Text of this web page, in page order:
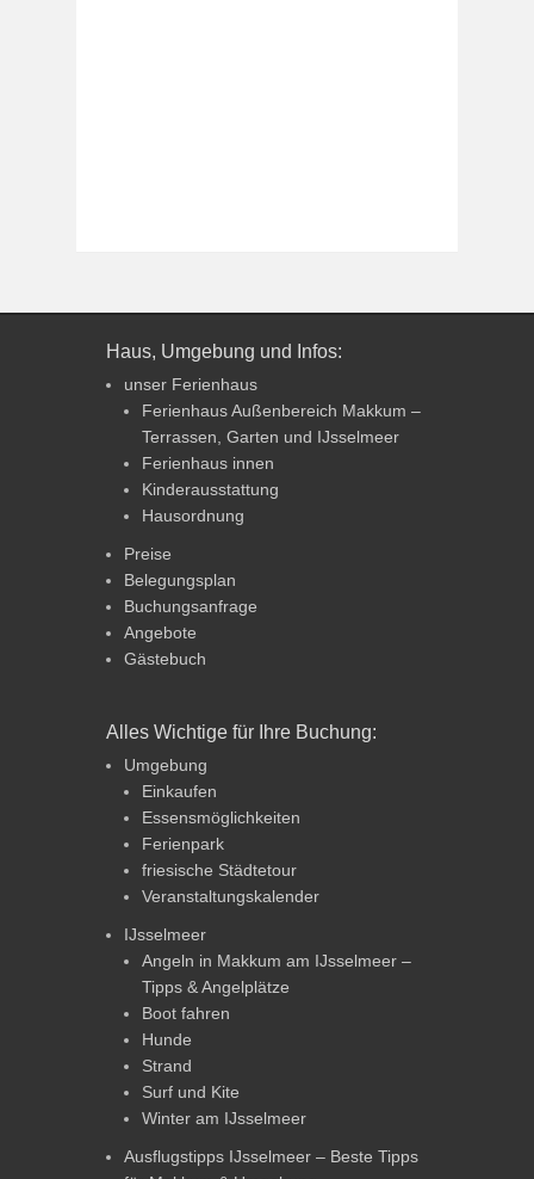
Haus, Umgebung und Infos:
unser Ferienhaus
Ferienhaus Außenbereich Makkum –
Terrassen, Garten und IJsselmeer
Ferienhaus innen
Kinderausstattung
Hausordnung
Preise
Belegungsplan
Buchungsanfrage
Angebote
Gästebuch
Alles Wichtige für Ihre Buchung:
Umgebung
Einkaufen
Essensmöglichkeiten
Ferienpark
friesische Städtetour
Veranstaltungskalender
IJsselmeer
Angeln in Makkum am IJsselmeer –
Tipps & Angelplätze
Boot fahren
Hunde
Strand
Surf und Kite
Winter am IJsselmeer
Ausflugstipps IJsselmeer – Beste Tipps